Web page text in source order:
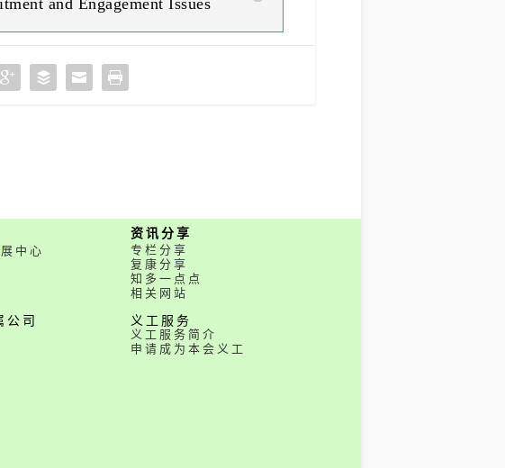
and Engagement Issues
中心
公司
资讯分享
专栏分享
复康分享
知多一点点
相关网站
义工服务
义工服务简介
申请成为本会义工